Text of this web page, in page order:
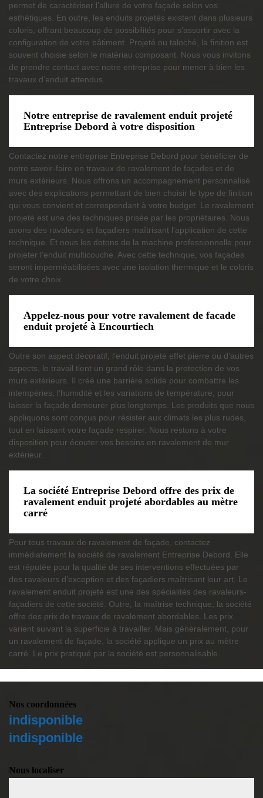
permet de caractériser l’allure de votre façade selon vos
esthétiques. En outre, les enduits projetés existent dans plusieurs
coloris, offrant beaucoup de possibilités pour s’assortir avec la
configuration de votre bâtiment. Projeté ou taloché, la finition est
souvent choisie selon le matériau composant. Nous vous invitons
de prendre contact avec notre entreprise pour mener à bien les
travaux d’enduit attendus.
Notre entreprise de ravalement enduit projeté
Entreprise Debord à votre disposition
Contactez notre entreprise Entreprise Debord pour bénéficier de
notre savoir-faire en travaux de ravalement de façades et de
murs extérieurs. Nous offrons un accompagnement personnalisé
avec des explications permettant de bien choisir le type de finition
qui vous convient et correspondant à votre budget. Le ravalement
projeté est une des techniques prisée par les propriétaires. Nous
avons des ravaleurs et façadiers maîtrisant l’application de cette
technique. Et nous les dotons de la machine professionnelle pour
projeter l’enduit multicouche. Avec cette technique, vos façades
seront imperméabilisées avec une isolation thermique et le coloris
de votre choix.
Appelez-nous pour votre ravalement de facade
enduit projeté à Encourtiech
Outre son aspect décoratif, l’enduit projeté effet pierre ou d’autres
aspects, le travail tient un grand rôle dans la protection de vos
murs extérieurs. Il créé une barrière solide pour combattre les
intempéries, l’humidité et les variations de température, pour
laisser la façade demeurer plus longtemps. Les produits que nous
appliquons sont conçus pour résister aux climats les plus rudes,
tout en laissant votre façade respirer. Nous restons à votre
disposition pour écouter vos besoins en ravalement de mur
extérieur.
La société Entreprise Debord offre des prix de
ravalement enduit projeté abordables au mètre
carré
Pour tous travaux de ravalement de façade, contactez
immédiatement la société de ravalement Entreprise Debord. Elle
est réputée pour la qualité de ses interventions effectuées par
des ravaleurs d’exception et des façadiers maîtrisant leur art. Le
ravalement enduit projeté est une des spécialités des ravaleurs-
façadiers de cette société. Outre, la maîtrise technique, la société
offre des prix de travaux de ravalement abordables. Les prix
varient suivant la superficie à travailler. Mais généralement, pour
un ravalement de façade, la société applique un prix au mètre
carré. Le prix pratiqué par la société est personnalisable.
Nos coordonnées
indisponible
indisponible
Nous localiser